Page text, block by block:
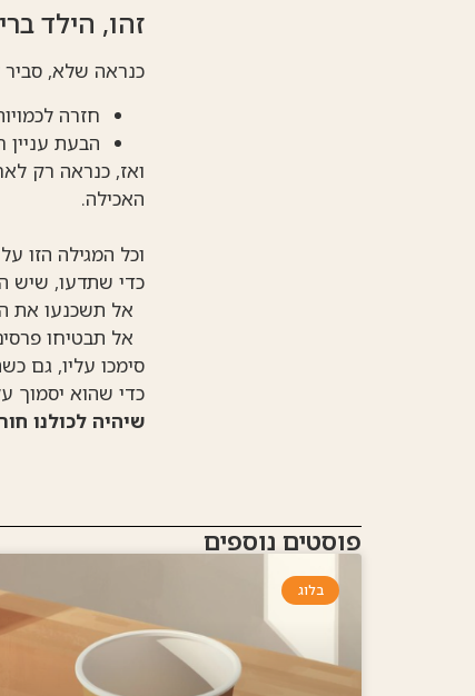
זהו, הילד
כנראה שלא,
חזרה
הבעת עניין
ואז, כנראה רק
האכילה.
וכל המגילה הזו
כדי שתדעו, שיש
אל תשכנעו את
אל תבטיחו
סימכו עליו, גם
כדי שהוא יסמוך
שיהיה לכולנו
פוסטים נוספים
בלוג